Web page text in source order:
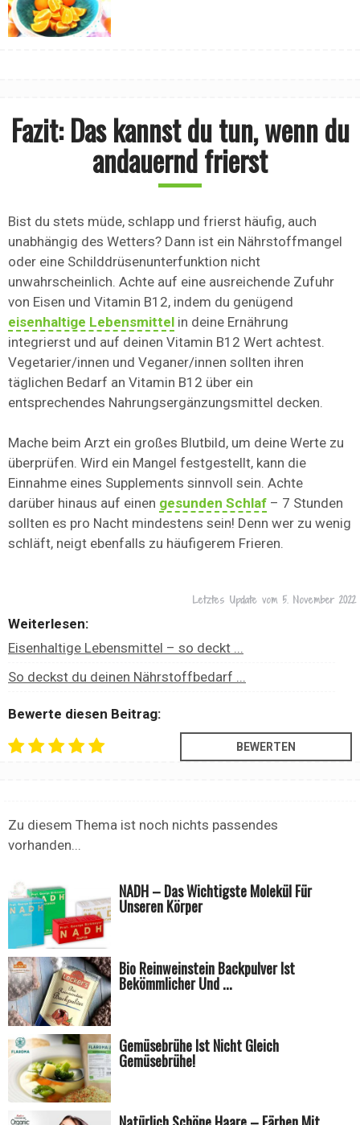
Fazit: Das kannst du tun, wenn du
andauernd frierst
Bist du stets müde, schlapp und frierst häufig, auch
unabhängig des Wetters? Dann ist ein Nährstoffmangel
oder eine Schilddrüsenunterfunktion nicht
unwahrscheinlich. Achte auf eine ausreichende Zufuhr
von Eisen und Vitamin B12, indem du genügend
eisenhaltige Lebensmittel in deine Ernährung
integrierst und auf deinen Vitamin B12 Wert achtest.
Vegetarier/innen und Veganer/innen sollten ihren
täglichen Bedarf an Vitamin B12 über ein
entsprechendes Nahrungsergänzungsmittel decken.
Mache beim Arzt ein großes Blutbild, um deine Werte zu
überprüfen. Wird ein Mangel festgestellt, kann die
Einnahme eines Supplements sinnvoll sein. Achte
darüber hinaus auf einen gesunden Schlaf – 7 Stunden
sollten es pro Nacht mindestens sein! Denn wer zu wenig
schläft, neigt ebenfalls zu häufigerem Frieren.
Letztes Update vom 5. November 2022
Weiterlesen:
Eisenhaltige Lebensmittel – so deckt ...
So deckst du deinen Nährstoffbedarf ...
Bewerte diesen Beitrag:
Zu diesem Thema ist noch nichts passendes
vorhanden...
NADH – Das Wichtigste Molekül Für
Unseren Körper
Bio Reinweinstein Backpulver Ist
Bekömmlicher Und ...
Gemüsebrühe Ist Nicht Gleich
Gemüsebrühe!